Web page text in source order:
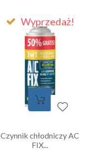
Czynnik chłodniczy AC
FIX...
Wyprzedaż!